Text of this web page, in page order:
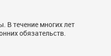
В течение многих лет
обязательств.